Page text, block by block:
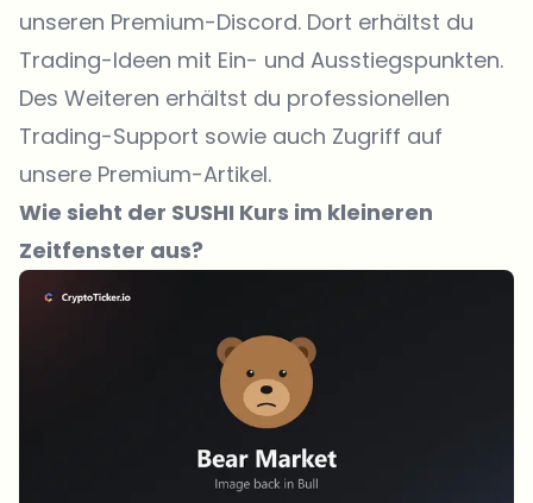
unseren Premium-Discord. Dort erhältst du
Trading-Ideen mit Ein- und Ausstiegspunkten.
Des Weiteren erhältst du professionellen
Trading-Support sowie auch Zugriff auf
unsere Premium-Artikel.
Wie sieht der SUSHI Kurs im kleineren
Zeitfenster aus?